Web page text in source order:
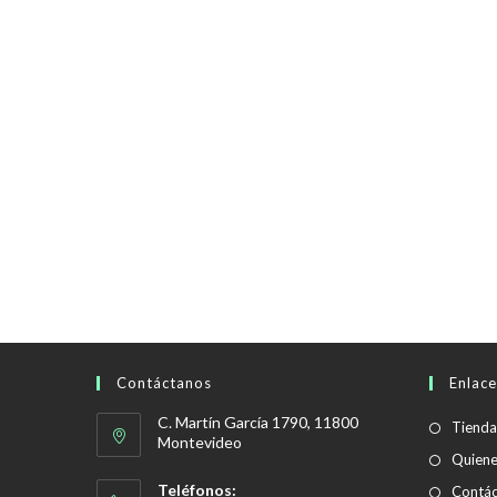
Contáctanos
C. Martín García 1790, 11800
Montevideo
Teléfonos:
Tienda